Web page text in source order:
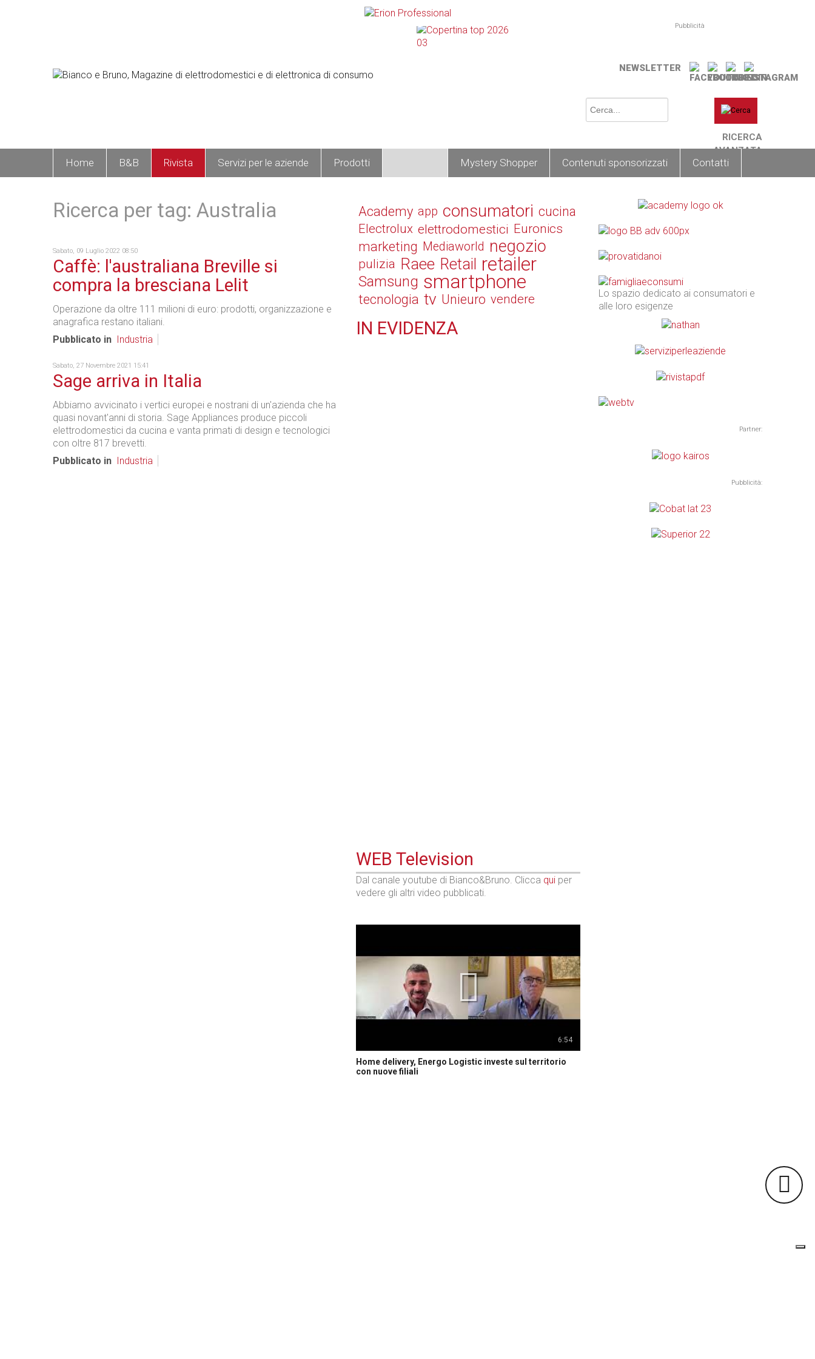
Pubblicità
NEWSLETTER
RICERCA
AVANZATA
Home B&B Rivista Servizi per le aziende Prodotti Mystery Shopper Contenuti sponsorizzati Contatti
Ricerca per tag: Australia
Sabato, 09 Luglio 2022 08:50
Caffè: l'australiana Breville si
compra la bresciana Lelit
Operazione da oltre 111 milioni di euro: prodotti, organizzazione e
anagrafica restano italiani.
Pubblicato in
Industria
Sabato, 27 Novembre 2021 15:41
Sage arriva in Italia
Abbiamo avvicinato i vertici europei e nostrani di un'azienda che ha
quasi novant'anni di storia. Sage Appliances produce piccoli
elettrodomestici da cucina e vanta primati di design e tecnologici
con oltre 817 brevetti.
Pubblicato in
Industria
Academy app consumatori cucina
Electrolux elettrodomestici Euronics
marketing Mediaworld negozio
pulizia Raee Retail retailer
Samsung smartphone
tecnologia tv Unieuro vendere
IN EVIDENZA
WEB Television
Dal canale youtube di Bianco&Bruno. Clicca qui per
vedere gli altri video pubblicati.
6:54
Home delivery, Energo Logistic investe sul territorio
con nuove filiali
Lo spazio dedicato ai consumatori e
alle loro esigenze
Partner:
Pubblicità: